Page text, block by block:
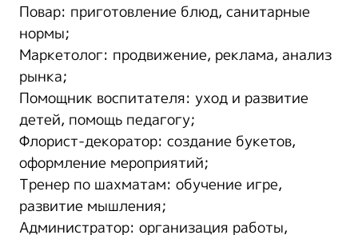
Повар: приготовление блюд, санитарные
нормы;
Маркетолог: продвижение, реклама, анализ
рынка;
Помощник воспитателя: уход и развитие
детей, помощь педагогу;
Флорист-декоратор: создание букетов,
оформление мероприятий;
Тренер по шахматам: обучение игре,
развитие мышления;
Администратор: организация работы,